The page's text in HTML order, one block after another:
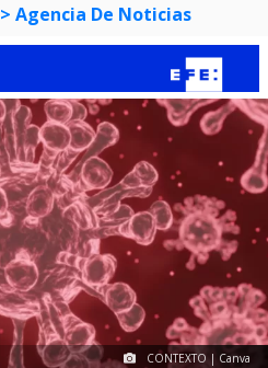
> Agencia De Noticias
CONTEXTO | Canva